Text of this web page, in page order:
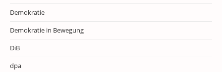
Demokratie
Demokratie in Bewegung
DiB
dpa